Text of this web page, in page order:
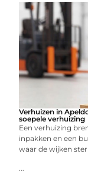
Verhuizen in
soepele verhuizing
Een verhuizing
inpakken en een
waar de wijken
...